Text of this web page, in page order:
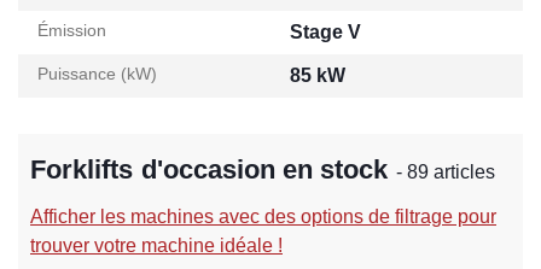
Émission Stage V
Puissance (kW) 85 kW
Forklifts d'occasion en stock - 89 articles
Afficher les machines avec des options de filtrage pour
trouver votre machine idéale !